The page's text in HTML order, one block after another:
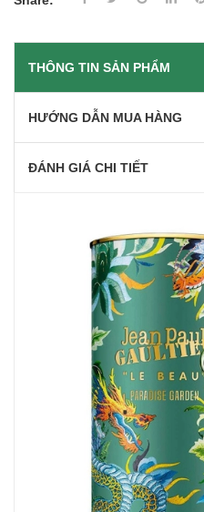
THÔNG TIN SẢN PHẨM
HƯỚNG DẪN MUA HÀNG
ĐÁNH GIÁ CHI TIẾT